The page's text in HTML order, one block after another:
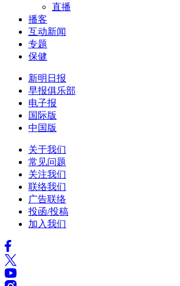
直播
播客
互动新闻
专题
保健
新明日报
早报俱乐部
电子报
国际版
中国版
关于我们
常见问题
关注我们
联络我们
广告联络
投函/投稿
加入我们